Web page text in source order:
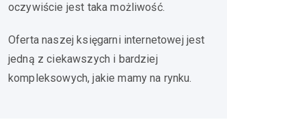
oczywiście jest taka możliwość.
Oferta naszej księgarni internetowej jest
jedną z ciekawszych i bardziej
kompleksowych, jakie mamy na rynku.